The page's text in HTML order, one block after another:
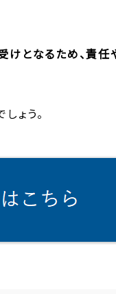
けとなるため、責任
ょう。